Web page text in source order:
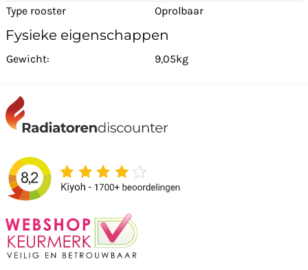
Type rooster
Oprolbaar
Fysieke eigenschappen
Gewicht: 9,05kg